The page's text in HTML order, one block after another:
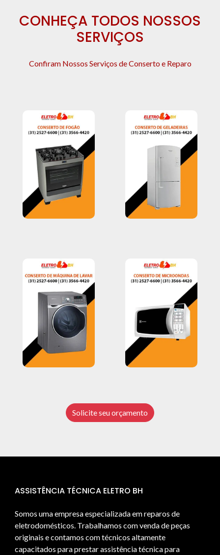
CONHEÇA TODOS NOSSOS
SERVIÇOS
Confiram Nossos Serviços de Conserto e Reparo
Solicite seu orçamento
ASSISTÊNCIA TÉCNICA ELETRO BH
Somos uma empresa especializada em reparos de
eletrodomésticos. Trabalhamos com venda de peças
originais e contamos com técnicos altamente
capacitados para prestar assistência técnica para